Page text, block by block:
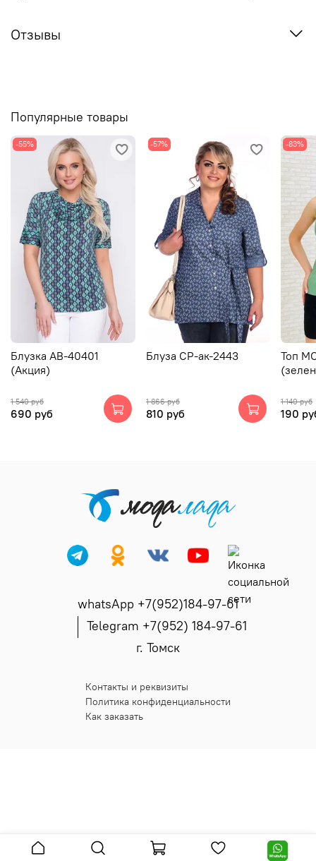
Отзывы
Популярные товары
-55%
Блузка АВ-40401
(Акция)
1 540 руб
690 руб
-57%
Блуза СР-ак-2443
1 866 руб
810 руб
-83%
Топ
1 140 руб
190
whatsApp +7(952)184-97-61
Telegram +7(952) 184-97-61
г. Томск
Контакты и реквизиты
Политика конфиденциальности
Как заказать